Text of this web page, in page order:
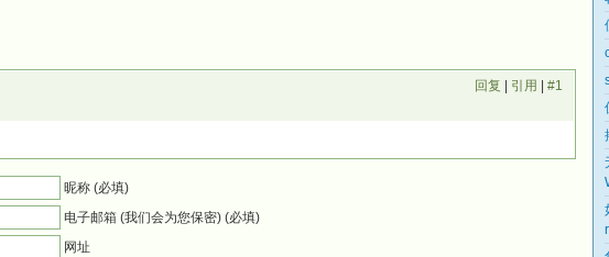
回复 引用 #1
昵称 (必填)
电子邮箱 (我们会为您保密) (必填)
网址